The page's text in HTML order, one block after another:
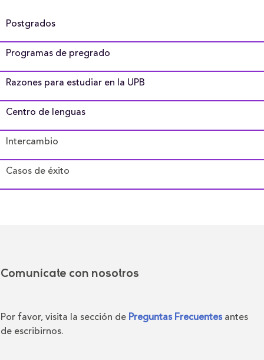
Postgrados
Programas de pregrado
Razones para estudiar en la UPB
Centro de lenguas
Intercambio
Casos de éxito
Comunícate con nosotros
Por favor, visita la sección de Preguntas Frecuentes antes
de escribirnos.